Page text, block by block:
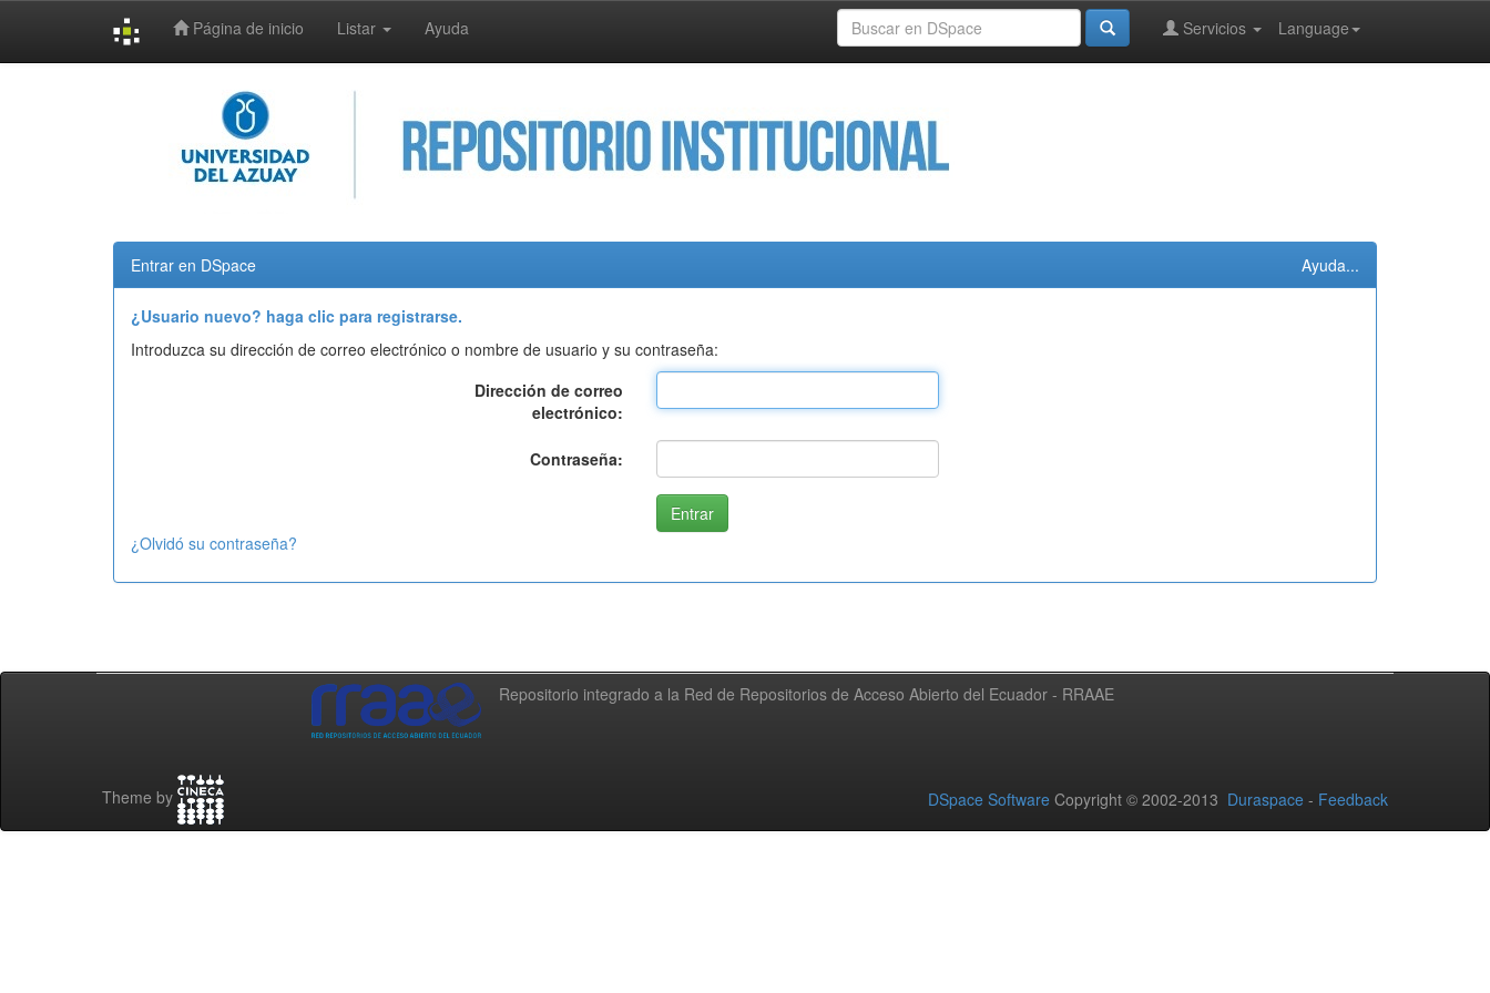
Página de inicio Listar Ayuda Language
Servicios
Entrar en DSpace Ayuda...
¿Usuario nuevo? haga clic para registrarse.
Introduzca su dirección de correo electrónico o nombre de usuario y su contraseña:
Dirección de correo
electrónico:
Contraseña:
¿Olvidó su contraseña?
Repositorio integrado a la Red de Repositorios de Acceso Abierto del Ecuador - RRAAE
Theme by DSpace Software Copyright © 2002-2013 Duraspace - Feedback